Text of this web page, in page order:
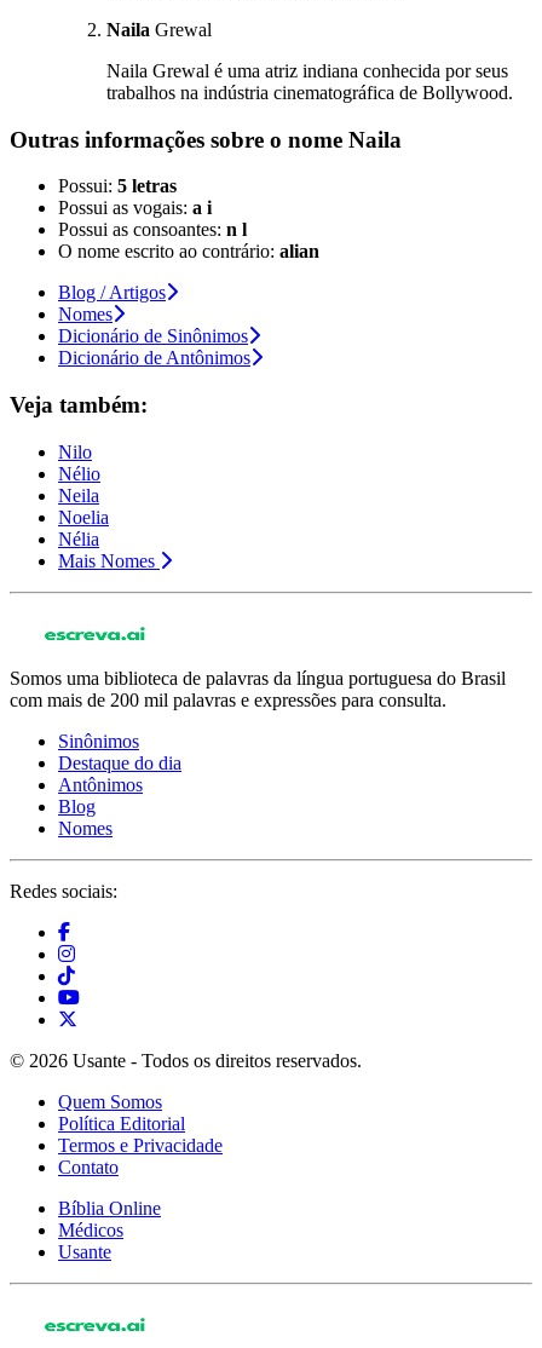
Naila Grewal
Naila Grewal é uma atriz indiana conhecida por seus
trabalhos na indústria cinematográfica de Bollywood.
Outras informações sobre o nome Naila
Possui: 5 letras
Possui as vogais: a i
Possui as consoantes: n l
O nome escrito ao contrário: alian
Blog / Artigos
Nomes
Dicionário de Sinônimos
Dicionário de Antônimos
Veja também:
Nilo
Nélio
Neila
Noelia
Nélia
Mais Nomes
Somos uma biblioteca de palavras da língua portuguesa do Brasil
com mais de 200 mil palavras e expressões para consulta.
Sinônimos
Destaque do dia
Antônimos
Blog
Nomes
Redes sociais:
© 2026 Usante - Todos os direitos reservados.
Quem Somos
Política Editorial
Termos e Privacidade
Contato
Bíblia Online
Médicos
Usante